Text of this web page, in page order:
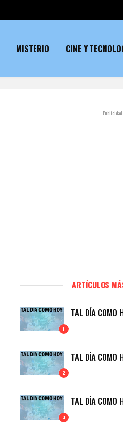
MISTERIO CINE Y
- Publicidad
ARTÍCULOS
1
TAL DÍA COMO
2
TAL DÍA COMO
3
TAL DÍA COMO